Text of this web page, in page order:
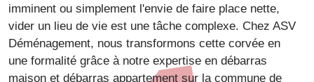
imminent ou simplement l'envie de faire place nette,
vider un lieu de vie est une tâche complexe. Chez ASV
Déménagement, nous transformons cette corvée en
une formalité grâce à notre expertise en débarras
maison et débarras appartement sur la commune de